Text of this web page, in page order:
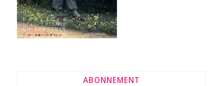
ABONNEMENT